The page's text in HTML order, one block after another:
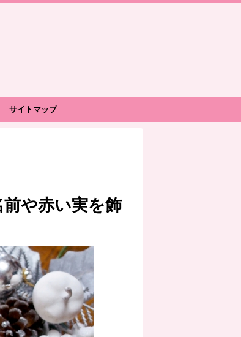
サイトマップ
や赤い実を飾